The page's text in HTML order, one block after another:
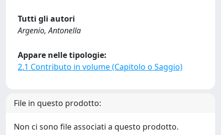
Tutti gli autori
Argenio, Antonella
Appare nelle tipologie:
2.1 Contributo in volume (Capitolo o Saggio)
File in questo prodotto:
Non ci sono file associati a questo prodotto.